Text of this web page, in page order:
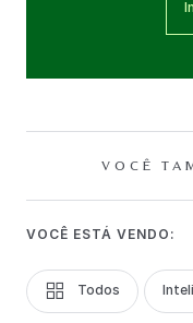
VOCÊ
VOCÊ ESTÁ VENDO:
Todos